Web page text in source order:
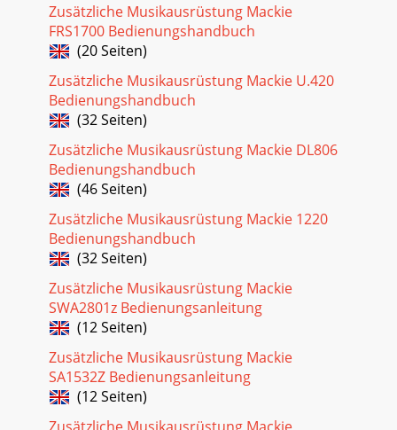
Zusätzliche Musikausrüstung Mackie
FRS1700 Bedienungshandbuch
(20 Seiten)
Zusätzliche Musikausrüstung Mackie U.420
Bedienungshandbuch
(32 Seiten)
Zusätzliche Musikausrüstung Mackie DL806
Bedienungshandbuch
(46 Seiten)
Zusätzliche Musikausrüstung Mackie 1220
Bedienungshandbuch
(32 Seiten)
Zusätzliche Musikausrüstung Mackie
SWA2801z Bedienungsanleitung
(12 Seiten)
Zusätzliche Musikausrüstung Mackie
SA1532Z Bedienungsanleitung
(12 Seiten)
Zusätzliche Musikausrüstung Mackie